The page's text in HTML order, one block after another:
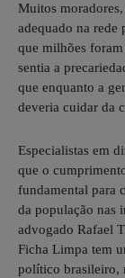
Muitos
adequado na rede
que milhões
sentia a
que enquanto a
deveria cuidar da
Especialistas em
que o
fundamental para
da população nas
advogado Rafael
Ficha Limpa tem
político brasileiro,